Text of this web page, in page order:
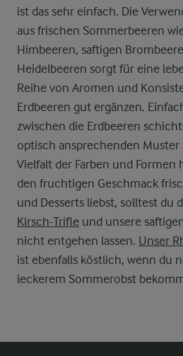
ist das sehr einfach. Die
aus frischen Sommerbeeren
Himbeeren, saftigen
Heidelbeeren sorgt für eine
Reihe von Aromen und
Erdbeeren gut ergänzen.
zwischen die Erdbeeren
optisch ansprechenden Muster
Vielfalt der Farben und Formen
den fruchtigen Geschmack
und Desserts liebst, solltest du
Kirsch-Trifle und unsere
nicht entgehen lassen. Unser
ist ebenfalls köstlich, wenn du
leckerem Sommerobst